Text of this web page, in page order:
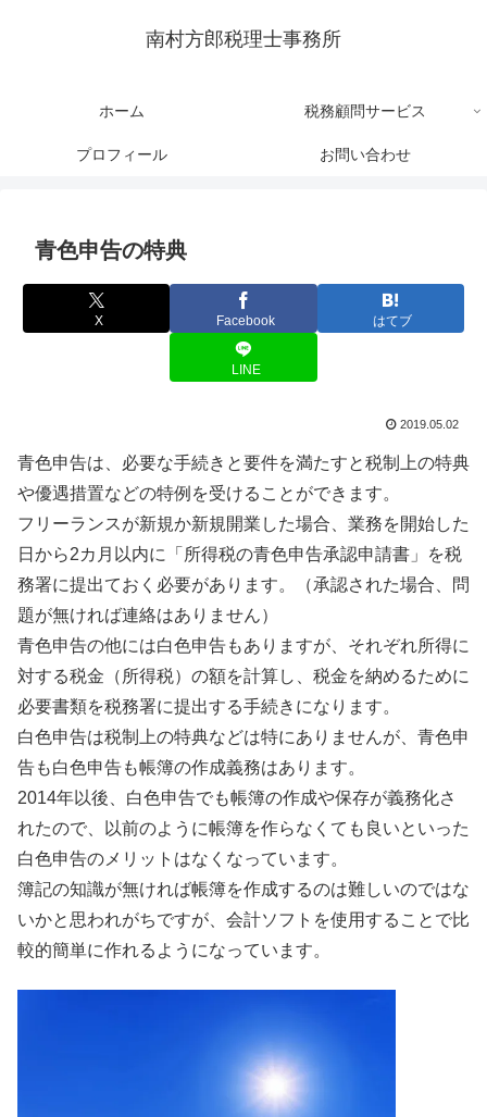
南村方郎税理士事務所
ホーム 税務顧問サービス
プロフィール お問い合わせ
青色申告の特典
X Facebook はてブ
LINE
2019.05.02
青色申告は、必要な手続きと要件を満たすと税制上の特典
や優遇措置などの特例を受けることができます。
フリーランスが新規か新規開業した場合、業務を開始した
日から2カ月以内に「所得税の青色申告承認申請書」を税
務署に提出ておく必要があります。（承認された場合、問
題が無ければ連絡はありません）
青色申告の他には白色申告もありますが、それぞれ所得に
対する税金（所得税）の額を計算し、税金を納めるために
必要書類を税務署に提出する手続きになります。
白色申告は税制上の特典などは特にありませんが、青色申
告も白色申告も帳簿の作成義務はあります。
2014年以後、白色申告でも帳簿の作成や保存が義務化さ
れたので、以前のように帳簿を作らなくても良いといった
白色申告のメリットはなくなっています。
簿記の知識が無ければ帳簿を作成するのは難しいのではな
いかと思われがちですが、会計ソフトを使用することで比
較的簡単に作れるようになっています。